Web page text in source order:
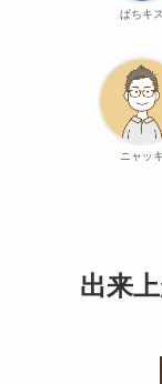
ぱちキス
ニャッキ
出来